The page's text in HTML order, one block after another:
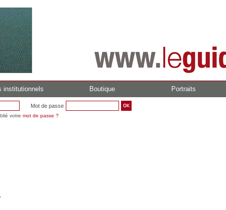
institutionnels Boutique Portraits
Mot de passe
votre mot de passe ?